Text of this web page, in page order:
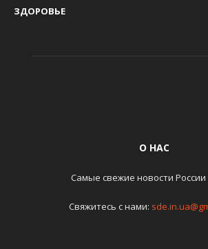
ЗДОРОВЬЕ
О НАС
Самые свежие новости
Свяжитесь с нами: